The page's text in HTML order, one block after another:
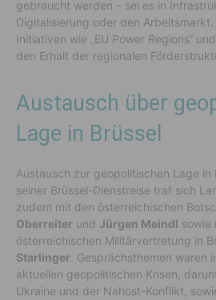
gebraucht werden – sei es in
Digitalisierung oder den
Initiativen wie „EU Power Regions“
den Erhalt der regionalen
Austausch über
Lage in Brüssel
Austausch zur geopolitischen Lage in
seiner Brüssel-Dienstreise traf sich
zudem mit den österreichischen
Oberreiter und Jürgen Meindl sowie
österreichischen Militärvertretung in
Starlinger . Gesprächsthemen waren
aktuellen geopolitischen Krisen,
Ukraine und der Nahost-Konflikt,